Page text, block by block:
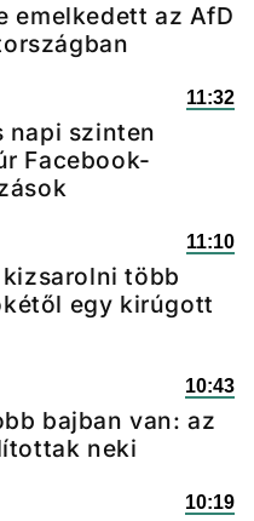
emelkedett az AfD
11:32
napi szinten
Facebook-
11:10
több
egy kirúgott
10:43
bajban van: az
neki
10:19